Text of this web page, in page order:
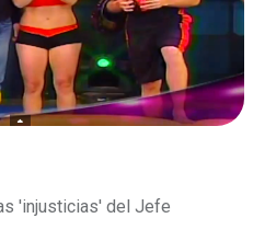
'injusticias' del Jefe